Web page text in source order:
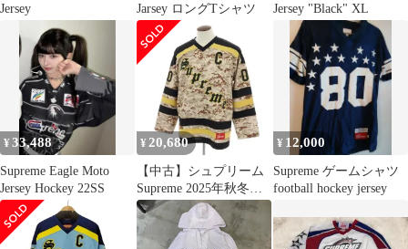
Jersey
Jarsey ロングTシャツ
Jersey "Black" XL
¥33,488
Supreme Eagle Moto
Jersey Hockey 22SS
¥ 20,680
【中古】シュプリーム
Supreme 2025年秋冬
Fire & Ice Hockey Jersey
ポリエステル 長袖Ｔシ
ャツ ベージュxブラウ
¥ 12,000
Supreme ゲームシャツ
football hockey jersey